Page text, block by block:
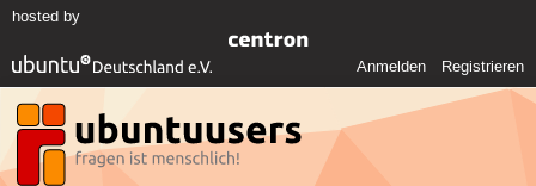
hosted by
Anmelden Registrieren